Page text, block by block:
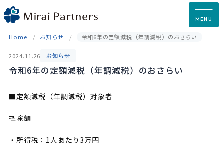
Skip
to
MENU
Home お知らせ 令和6年の定額減税（年調減税）のおさらい
2024.11.26 お知らせ
令和6年の定額減税（年調減税）のおさらい
■定額減税（年調減税）対象者
控除額
・所得税：1人あたり3万円